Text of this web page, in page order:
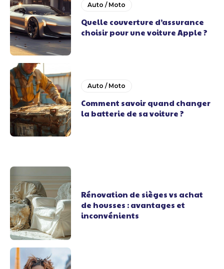
Auto / Moto
Quelle couverture d’assurance
choisir pour une voiture Apple ?
Auto / Moto
Comment savoir quand changer
la batterie de sa voiture ?
Rénovation de sièges vs achat
de housses : avantages et
inconvénients